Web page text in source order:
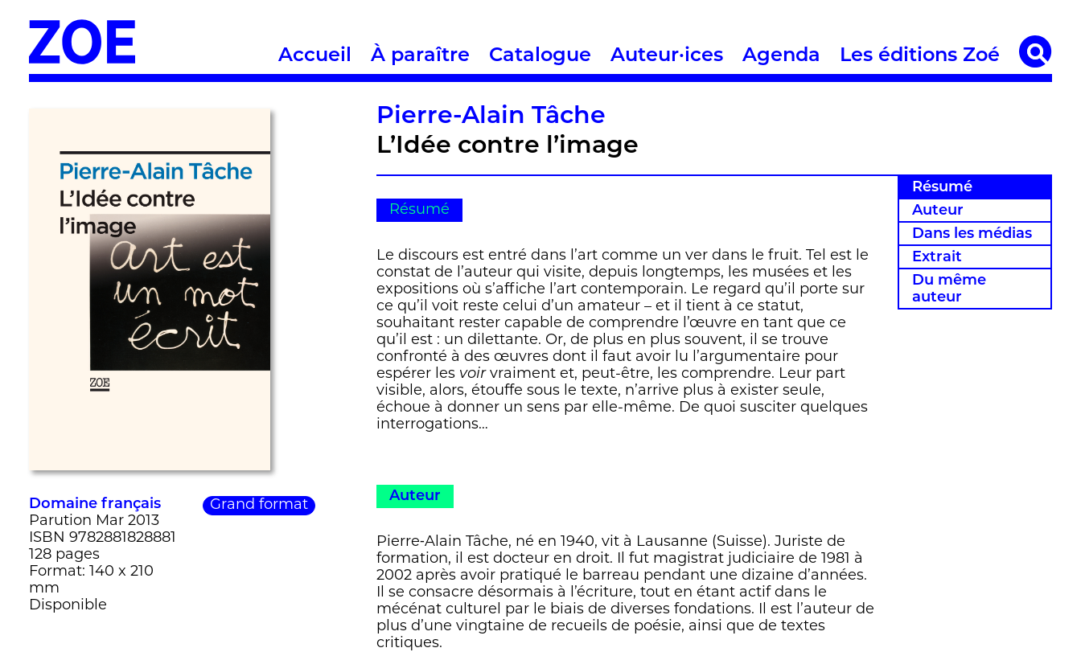
Accueil À paraître Catalogue Auteur·ices Agenda Les éditions Zoé
Domaine français
Parution Mar 2013
ISBN 9782881828881
128 pages
Format: 140 x 210
mm
Disponible
Grand format
Pierre-Alain Tâche
L’Idée contre l’image
Résumé
Auteur
Dans les médias
Extrait
Du même
auteur
Résumé
Le discours est entré dans l’art comme un ver dans le fruit. Tel est le
constat de l’auteur qui visite, depuis longtemps, les musées et les
expositions où s’affiche l’art contemporain. Le regard qu’il porte sur
ce qu’il voit reste celui d’un amateur – et il tient à ce statut,
souhaitant rester capable de comprendre l’œuvre en tant que ce
qu’il est : un dilettante. Or, de plus en plus souvent, il se trouve
confronté à des œuvres dont il faut avoir lu l’argumentaire pour
espérer les voir vraiment et, peut-être, les comprendre. Leur part
visible, alors, étouffe sous le texte, n’arrive plus à exister seule,
échoue à donner un sens par elle-même. De quoi susciter quelques
interrogations…
Auteur
Pierre‑Alain Tâche, né en 1940, vit à Lausanne (Suisse). Juriste de
formation, il est docteur en droit. Il fut magistrat judiciaire de 1981 à
2002 après avoir pratiqué le barreau pendant une dizaine d’années.
Il se consacre désormais à l’écriture, tout en étant actif dans le
mécénat culturel par le biais de diverses fondations. Il est l’auteur de
plus d’une vingtaine de recueils de poésie, ainsi que de textes
critiques.